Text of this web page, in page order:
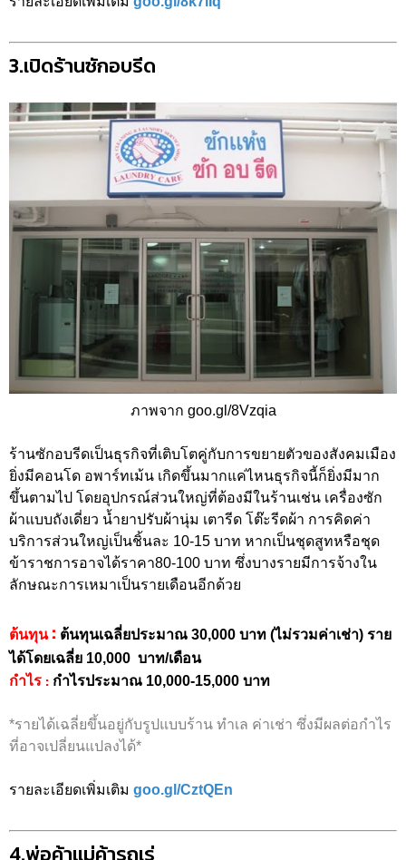
3.เปิดร้านซักอบรีด
ภาพจาก goo.gl/8Vzqia
ร้านซักอบรีดเป็นธุรกิจที่เติบโตคู่กับการขยายตัวของสังคมเมือง
ยิ่งมีคอนโด อพาร์ทเม้น เกิดขึ้นมากแค่ไหนธุรกิจนี้ก็ยิ่งมีมาก
ขึ้นตามไป โดยอุปกรณ์ส่วนใหญ่ที่ต้องมีในร้านเช่น เครื่องซัก
ผ้าแบบถังเดี่ยว น้ำยาปรับผ้านุ่ม เตารีด โต๊ะรีดผ้า การคิดค่า
บริการส่วนใหญ่เป็นชิ้นละ 10-15 บาท หากเป็นชุดสูทหรือชุด
ข้าราชการอาจได้ราคา80-100 บาท ซึ่งบางรายมีการจ้างใน
ลักษณะการเหมาเป็นรายเดือนอีกด้วย
ต้นทุน : ต้นทุนเฉลี่ยประมาณ 30,000 บาท (ไม่รวมค่าเช่า) ราย
ได้โดยเฉลี่ย 10,000 บาท/เดือน
กำไร : กำไรประมาณ 10,000-15,000 บาท
*รายได้เฉลี่ยขึ้นอยู่กับรูปแบบร้าน ทำเล ค่าเช่า ซึ่งมีผลต่อกำไร
ที่อาจเปลี่ยนแปลงได้*
รายละเอียดเพิ่มเติม goo.gl/CztQEn